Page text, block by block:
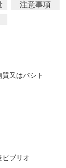
注意事項
又はバシト
ビブリオ